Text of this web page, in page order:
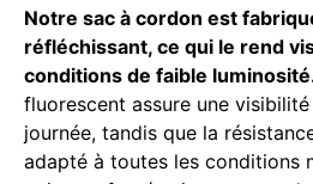
Notre sac à cordon est
réfléchissant, ce qui le rend
conditions de faible
fluorescent assure une
journée, tandis que la
adapté à toutes les conditions